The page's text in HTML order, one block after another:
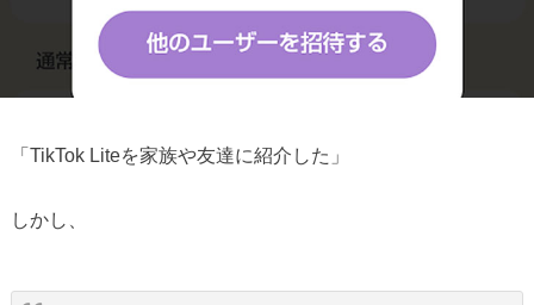
「TikTok Liteを家族や友達に紹介した」
しかし、